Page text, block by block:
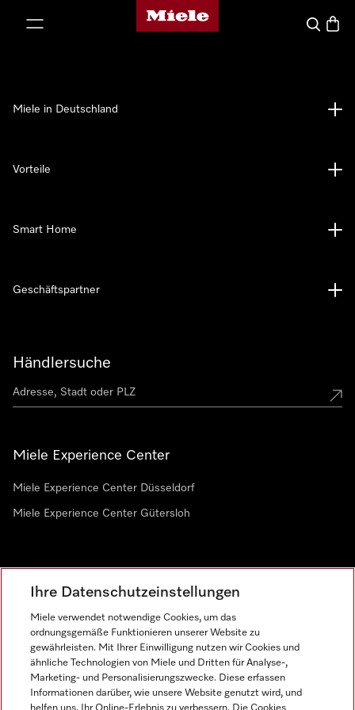
Miele-Homepage
Suche
Händlersuche
Miele Experience Center
Miele Experience Center Düsseldorf
Miele Experience Center Gütersloh
Miele in Deutschland
Vorteile
Smart Home
Geschäftspartner
Ihre Datenschutzeinstellungen
Miele verwendet notwendige Cookies, um das
ordnungsgemäße Funktionieren unserer Website zu
gewährleisten. Mit Ihrer Einwilligung nutzen wir Cookies und
ähnliche Technologien von Miele und Dritten für Analyse-,
Marketing- und Personalisierungszwecke. Diese erfassen
Informationen darüber, wie unsere Website genutzt wird, und